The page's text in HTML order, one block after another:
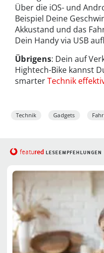
Über die iOS- und
Beispiel Deine
Akkustand und das
Dein Handy via USB
Übrigens: Dein auf
Hightech-Bike kannst
smarterTechnik
Technik Gadgets
featured LESEEMPFEHLUNGEN